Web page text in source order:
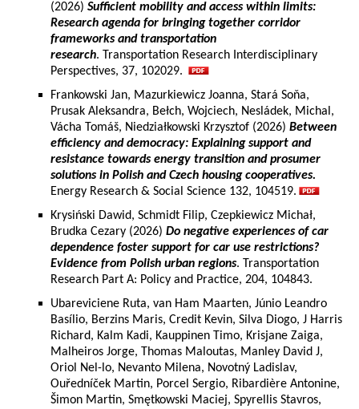
(2026) Sufficient mobility and access within limits:
Research agenda for bringing together corridor
frameworks and transportation
research. Transportation Research Interdisciplinary
Perspectives, 37, 102029.
Frankowski Jan, Mazurkiewicz Joanna, Stará Soňa,
Prusak Aleksandra, Bełch, Wojciech, Nesládek, Michal,
Vácha Tomáš, Niedziałkowski Krzysztof (2026) Between
efficiency and democracy: Explaining support and
resistance towards energy transition and prosumer
solutions in Polish and Czech housing cooperatives.
Energy Research & Social Science 132, 104519.
Krysiński Dawid, Schmidt Filip, Czepkiewicz Michał,
Brudka Cezary (2026) Do negative experiences of car
dependence foster support for car use restrictions?
Evidence from Polish urban regions. Transportation
Research Part A: Policy and Practice, 204, 104843.
Ubareviciene Ruta, van Ham Maarten, Júnio Leandro
Basílio, Berzins Maris, Credit Kevin, Silva Diogo, J Harris
Richard, Kalm Kadi, Kauppinen Timo, Krisjane Zaiga,
Malheiros Jorge, Thomas Maloutas, Manley David J,
Oriol Nel-lo, Nevanto Milena, Novotný Ladislav,
Ouředníček Martin, Porcel Sergio, Ribardière Antonine,
Šimon Martin, Smętkowski Maciej, Spyrellis Stavros,